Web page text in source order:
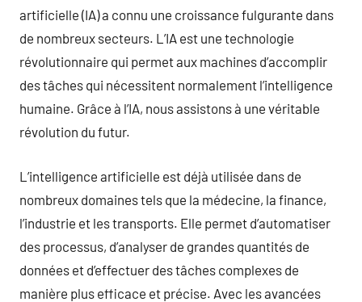
artificielle (IA) a connu une croissance fulgurante dans
de nombreux secteurs. L’IA est une technologie
révolutionnaire qui permet aux machines d’accomplir
des tâches qui nécessitent normalement l’intelligence
humaine. Grâce à l’IA, nous assistons à une véritable
révolution du futur.
L’intelligence artificielle est déjà utilisée dans de
nombreux domaines tels que la médecine, la finance,
l’industrie et les transports. Elle permet d’automatiser
des processus, d’analyser de grandes quantités de
données et d’effectuer des tâches complexes de
manière plus efficace et précise. Avec les avancées